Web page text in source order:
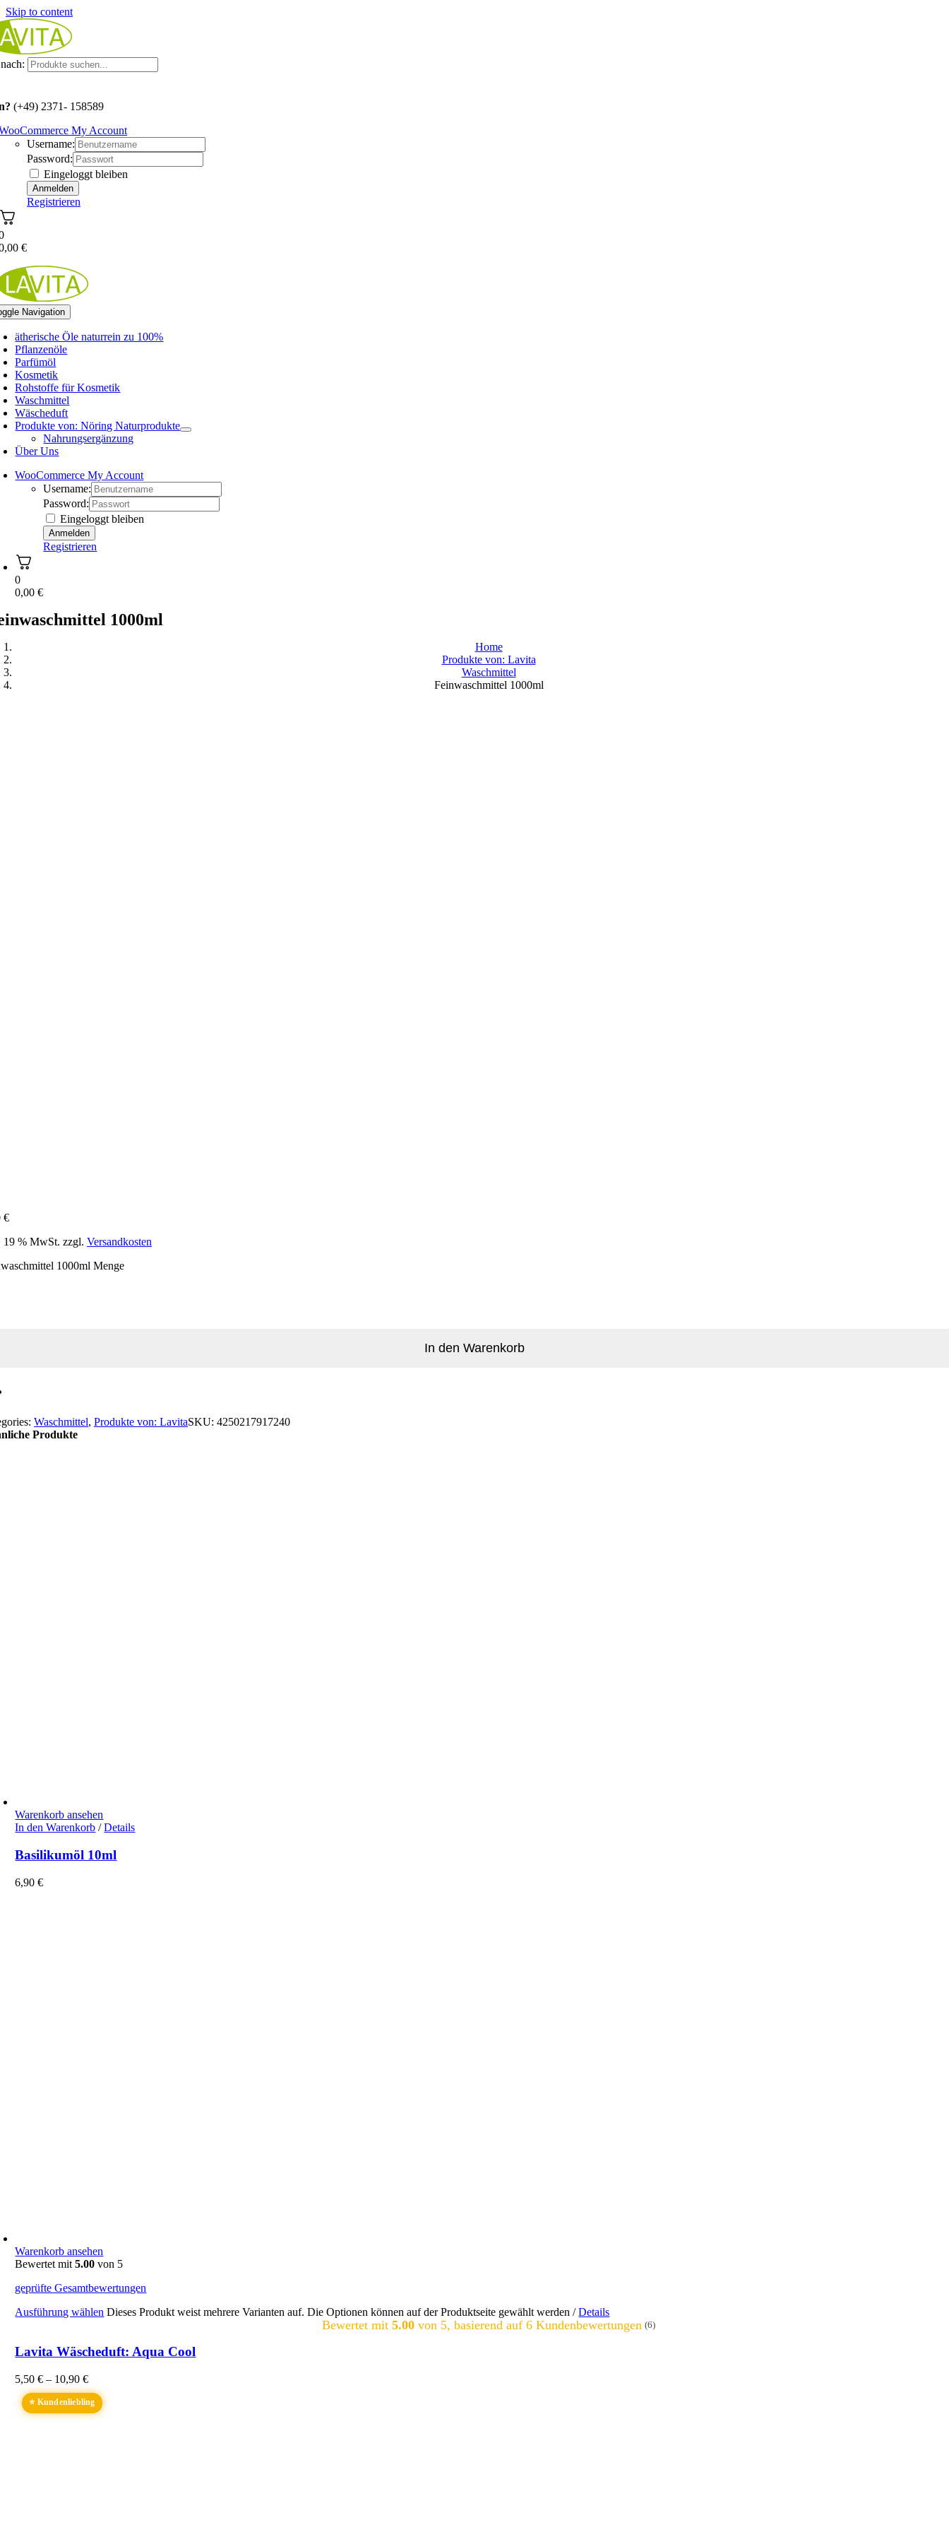
Skip to content
(+49) 2371- 158589
My Account
Username:
Password:
Eingeloggt bleiben
Registrieren
€
Navigation
ätherische Öle naturrein zu 100%
Pflanzenöle
Parfümöl
Kosmetik
Rohstoffe für Kosmetik
Waschmittel
Wäscheduft
Produkte von: Nöring Naturprodukte
Nahrungsergänzung
Über Uns
WooCommerce My Account
Username:
Password:
Eingeloggt bleiben
Registrieren
0
0,00€
1000ml
Home
Produkte von: Lavita
Waschmittel
Feinwaschmittel 1000ml
€
19 % MwSt. zzgl. Versandkosten
1000ml Menge
In den Warenkorb
Waschmittel, Produkte von: LavitaSKU: 4250217917240
Produkte
Warenkorb ansehen
In den Warenkorb / Details
Basilikumöl 10ml
6,90€
Warenkorb ansehen
Bewertet mit5.00 von 5
geprüfte Gesamtbewertungen
Ausführung wählen Dieses Produkt weist mehrere Varianten auf. Die Optionen können auf der Produktseite gewählt werden/ Details
Bewertet mit 5.00 von 5, basierend auf 6 Kundenbewertungen (6)
Lavita Wäscheduft: Aqua Cool
5,50€ – 10,90€
⭐ Kundenliebling